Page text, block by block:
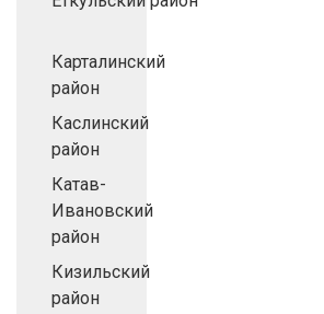
Карталинский
район
Каслинский
район
Катав-
Ивановский
район
Кизильский
район